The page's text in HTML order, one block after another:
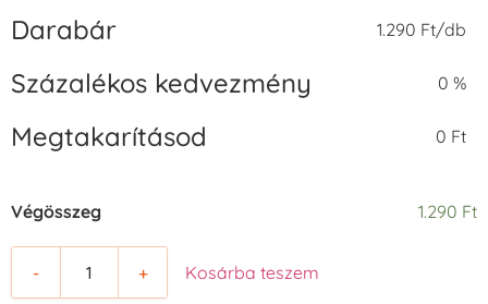
Darabár 1.290 Ft/db
Százalékos kedvezmény 0 %
Megtakarításod 0 Ft
Végösszeg 1.290 Ft
- + Kosárba teszem